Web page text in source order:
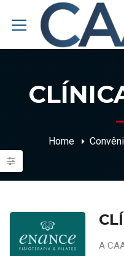
Home
A